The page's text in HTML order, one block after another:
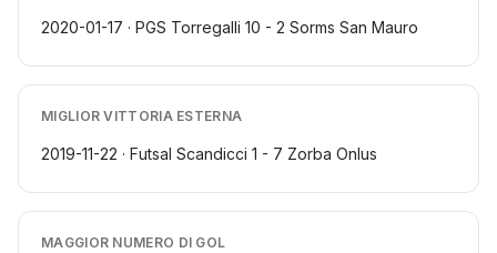
2020-01-17 · PGS Torregalli 10 - 2 Sorms San Mauro
MIGLIOR VITTORIA ESTERNA
2019-11-22 · Futsal Scandicci 1 - 7 Zorba Onlus
MAGGIOR NUMERO DI GOL